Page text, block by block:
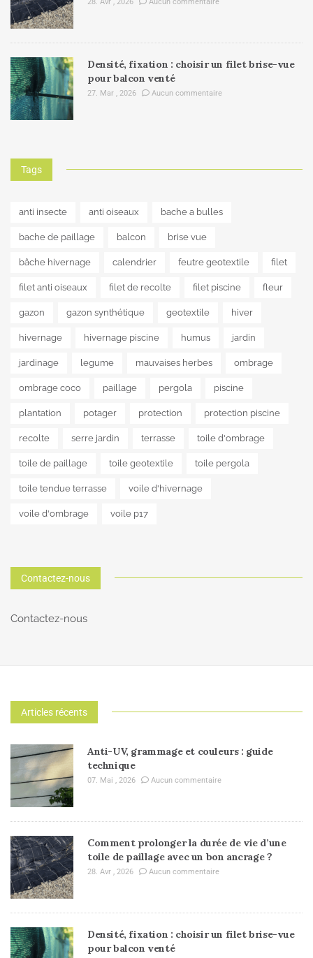
Densité, fixation : choisir un filet brise-vue
pour balcon venté
27. Mar , 2026 Aucun commentaire
Tags
anti insecte anti oiseaux bache a bulles
bache de paillage balcon brise vue
bâche hivernage calendrier feutre geotextile filet
filet anti oiseaux filet de recolte filet piscine fleur
gazon gazon synthétique geotextile hiver
hivernage hivernage piscine humus jardin
jardinage legume mauvaises herbes ombrage
ombrage coco paillage pergola piscine
plantation potager protection protection piscine
recolte serre jardin terrasse toile d'ombrage
toile de paillage toile geotextile toile pergola
toile tendue terrasse voile d'hivernage
voile d'ombrage voile p17
Contactez-nous
Contactez-nous
Articles récents
Anti-UV, grammage et couleurs : guide
technique
07. Mai , 2026 Aucun commentaire
Comment prolonger la durée de vie d’une
toile de paillage avec un bon ancrage ?
28. Avr , 2026 Aucun commentaire
Densité, fixation : choisir un filet brise-vue
pour balcon venté